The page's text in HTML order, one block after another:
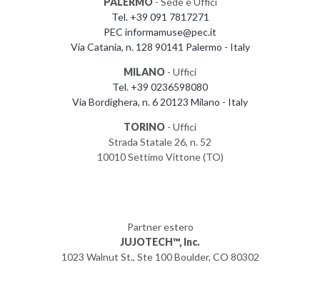
Tel. +39 091 7817271
PEC informamuse@pec.it
Via Catania, n. 128 90141 Palermo - Italy
MILANO - Uffici
Tel. +39 0236598080
Via Bordighera, n. 6 20123 Milano - Italy
TORINO - Uffici
Strada Statale 26, n. 52
10010 Settimo Vittone (TO)
Partner estero
JUJOTECH™, Inc.
1023 Walnut St., Ste 100 Boulder, CO 80302